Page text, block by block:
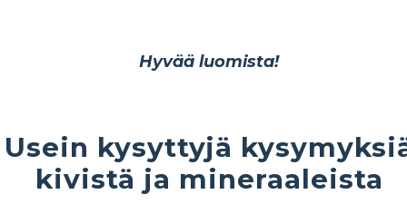
Hyvää luomista!
Usein kysyttyjä
kivistä ja mineraaleista